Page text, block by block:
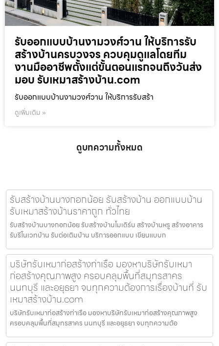
รับออกแบบบ้านงามวงศ์วาน ให้บริการรับ
สร้างบ้านครบวงจร ควบคุมดูแลโดยทีม
งานมืออาชีพตั้งแต่ขั้นตอนแรกจนถึงวันส่ง
มอบ รับเหมาสร้างบ้าน.com
รับออกแบบบ้านงามวงศ์วาน ให้บริการรับสร้า
ดูเพิ่มเติม »
ดูบทความทั้งหมด
รับสร้างบ้านบางกอกน้อย รับสร้างบ้าน ออกแบบบ้าน
รับเหมาสร้างบ้านราคาถูก ทั่วไทย
รับสร้างบ้านบางกอกน้อย รับสร้างบ้านโมเดิร์น สร้างบ้านหรู สร้างอาคาร
รับรีโนเวทบ้าน รับต่อเติมบ้าน บริการออกแบบ เขียนแบบก
บริษัทรับเหมาก่อสร้างท่าเรือ มองหาบริษัทรับเหมา
ก่อสร้างคุณภาพสูง ครอบคลุมพื้นที่สมุทรสาคร
นนทบุรี และอยุธยา จบทุกความต้องการเรื่องบ้านที่ รับ
เหมาสร้างบ้าน.com
บริษัทรับเหมาก่อสร้างท่าเรือ มองหาบริษัทรับเหมาก่อสร้างคุณภาพสูง
ครอบคลุมพื้นที่สมุทรสาคร นนทบุรี และอยุธยา จบทุกความต้อ